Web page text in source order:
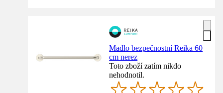
Madlo bezpečnostní Reika 60
cm nerez
Toto zboží zatím nikdo
nehodnotil.